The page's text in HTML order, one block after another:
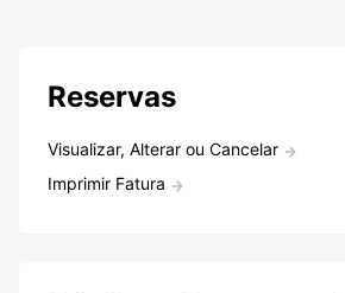
Reservas
Visualizar, Alterar ou Cancelar
Imprimir Fatura